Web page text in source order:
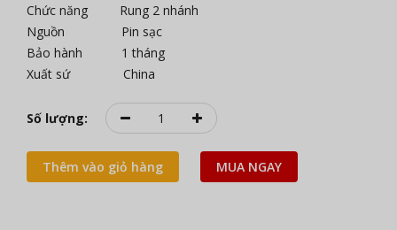
Chức năng Rung 2 nhánh
Nguồn Pin sạc
Bảo hành 1 tháng
Xuất sứ China
Số lượng:
Thêm vào giỏ hàng MUA NGAY